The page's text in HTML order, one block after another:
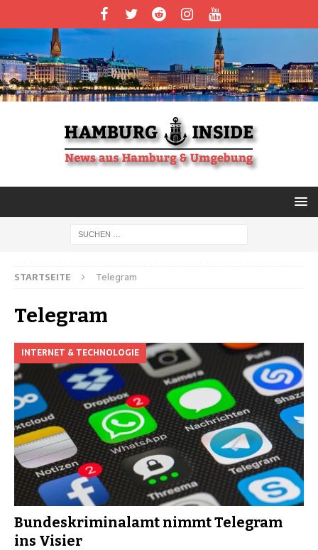
STARTSEITE Telegram
Telegram
INTERNET & TECHNOLOGIE
Bundeskriminalamt nimmt Telegram
ins Visier